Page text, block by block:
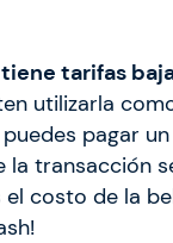
tarifas
utilizarla
pagar
la transacción
costo de la